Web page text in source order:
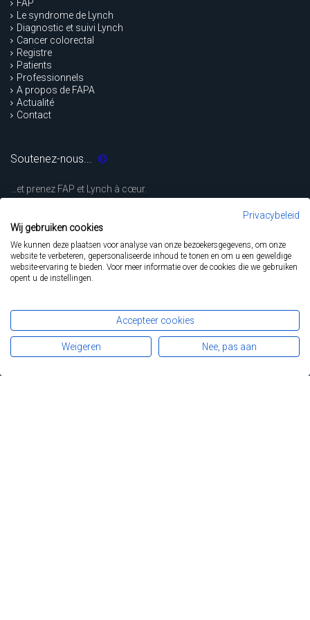
FAP
Le syndrome de Lynch
Diagnostic et suivi Lynch
Cancer colorectal
Registre
Patients
Professionnels
A propos de FAPA
Actualité
Contact
Soutenez-nous...
...et prenez FAP et Lynch à cœur.
FAITES UN DON
Déclaration de confidentialité
Fapa
479 Chaussée de Louvain
1030 Bruxelles
02 743 45 94
Privacybeleid
Wij gebruiken cookies
We kunnen deze plaatsen voor analyse van onze bezoekersgegevens, om onze
website te verbeteren, gepersonaliseerde inhoud te tonen en om u een geweldige
website-ervaring te bieden. Voor meer informatie over de cookies die we gebruiken
opent u de instellingen.
Accepteer cookies
Weigeren Nee, pas aan